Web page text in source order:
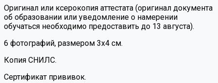
Оригинал или ксерокопия аттестата (оригинал документа
об образовании или уведомление о намерении
обучаться необходимо предоставить до 13 августа).
6 фотографий, размером 3х4 см.
Копия СНИЛС.
Сертификат прививок.